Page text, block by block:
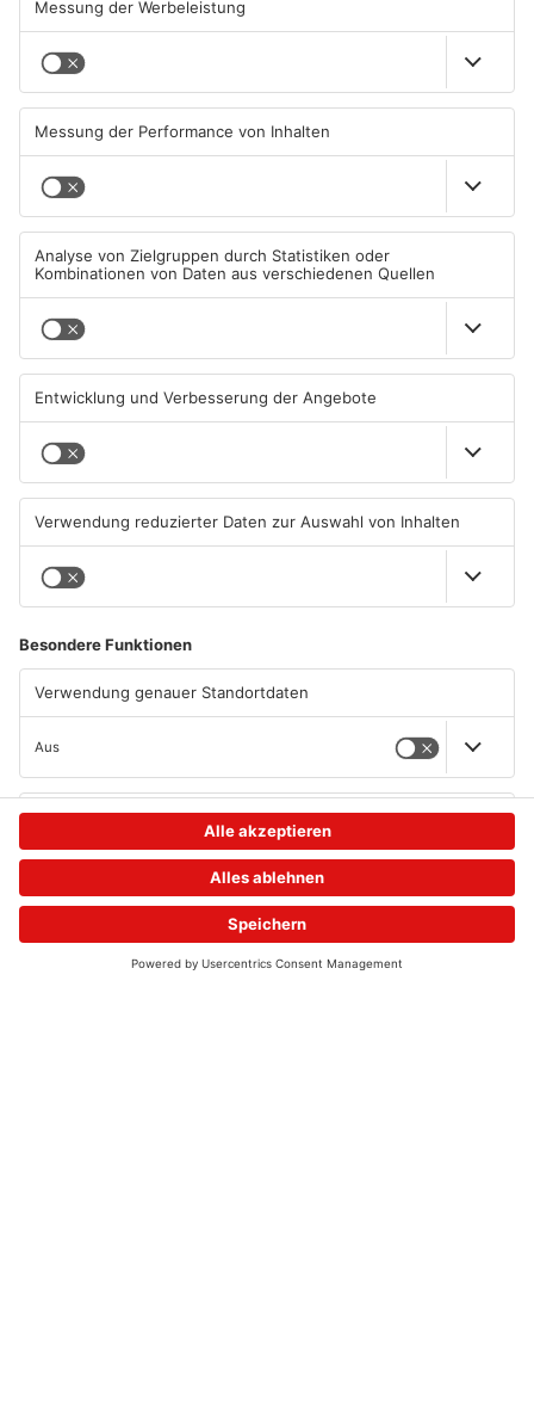
Regeln auf A'burger
31.07.2026, 11:46 UHR IN KREIS
ASCHAFFENBURG
Unterwäsche-Dieb in
31.07.2026, 11:42 UHR IN KREIS
ASCHAFFENBURG